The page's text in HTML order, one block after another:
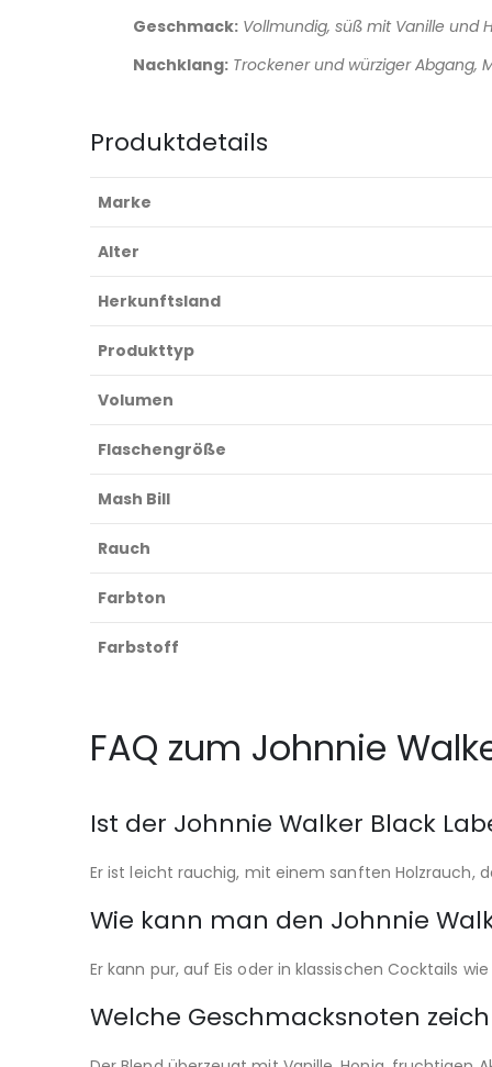
Geschmack: Vollmundig, süß mit Vanille und
Nachklang: Trockener und würziger Abgang,
Produktdetails
Marke
Alter
Herkunftsland
Produkttyp
Volumen
Flaschengröße
Mash Bill
Rauch
Farbton
Farbstoff
FAQ zum Johnnie
Ist der Johnnie Walker Black
Er ist leicht rauchig, mit einem sanften Holzrauch,
Wie kann man den Johnnie
Er kann pur, auf Eis oder in klassischen Cocktails
Welche Geschmacksnoten